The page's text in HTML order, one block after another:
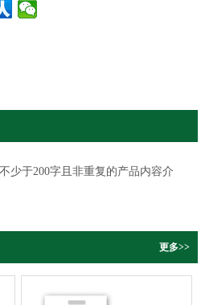
少于200字且非重复的产品内容介
更多>>